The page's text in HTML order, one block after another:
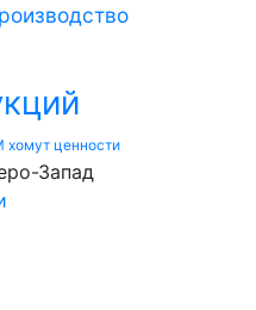
хомут ценности
Запад